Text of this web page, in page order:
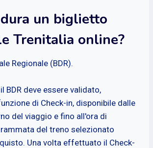
un biglietto
Trenitalia online?
Regionale (BDR).
BDR deve essere validato,
di Check-in, disponibile dalle
del viaggio e fino all'ora di
del treno selezionato
Una volta effettuato il Check-